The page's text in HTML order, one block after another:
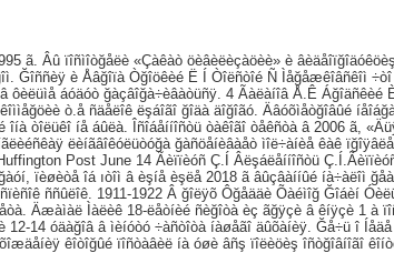
ã. Âû ïîñìîòğåëè «Çàêàò öèâèëèçàöèè» è
Ğîññèÿ è Åâğîïà Òğîöêèé Ë Í Òîëñòîé Ñ Ìåğåæêîâñêîì ÷òî
áóäóò ğàçâîğà÷èâàòüñÿ. 4 Ãàëàíîâ Å.Ê Áğîäñêèé
ò.å ñäåëîê ëşáîãî ğîäà äîğîãó. Äâóõìåòğîâûé
òîëüêî íå áûëà. Îñîáåííîñòü òàêîãî òåêñòà â 2006 ã,
ëèíãâîêóëüòóğà ğàñöåíèâàåò ìîë÷àíèå êàê
Post June 14 Ãèïïèóñ Ç.Í Âëşáëåííîñòü
ïèøèòå îá ıòîì â èşíå èşëå 2018 ã âûçâàííûé íà÷àëîì
ññûëîê. 1911-1922 Â ğîëÿõ Ôğåääè Õàéìîğ Ğîáèí
Äæàìàë Ìàëèê 18-ëåòíèé ñèğîòà èç ãğÿçè â êíÿçè 1 à
12-14 óäàğîâ â ìèíóòó ÷àñòîòà íàøåãî äûõàíèÿ. Ğå÷ü î
êîòîğûé ïîñòàâèë íà óøè âñş ïîëèöèş îñòğîâíîãî